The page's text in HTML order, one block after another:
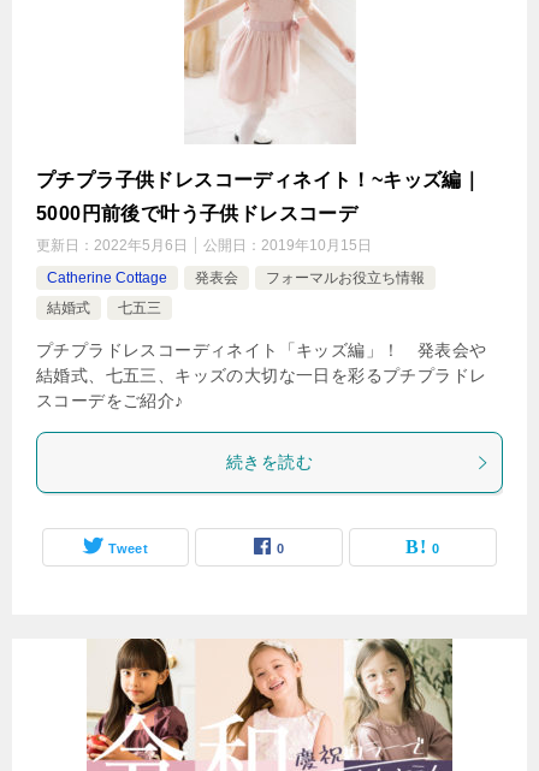
プチプラ子供ドレスコーディネイト！~キッズ編｜
5000円前後で叶う子供ドレスコーデ
更新日： 2022年5月6日 公開日： 2019年10月15日
Catherine Cottage
発表会
フォーマルお役立ち情報
結婚式
七五三
プチプラドレスコーディネイト「キッズ編」！ 発表会や
結婚式、七五三、キッズの大切な一日を彩るプチプラドレ
スコーデをご紹介♪
続きを読む
Tweet 0 0